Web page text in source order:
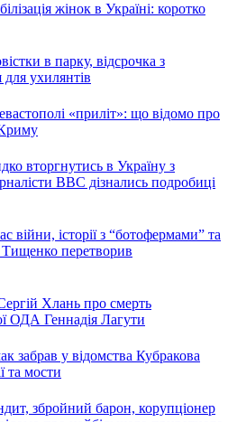
жінок в Україні: коротко
в парку, відсрочка з
ухилянтів
«приліт»: що відомо про
вторгнутись в Україну з
ВВС дізнались подробиці
війни, історії з “ботофермами” та
перетворив
Хлань про смерть
ОДА Геннадія Лагути
забрав у відомства Кубракова
та мости
збройний барон, корупціонер